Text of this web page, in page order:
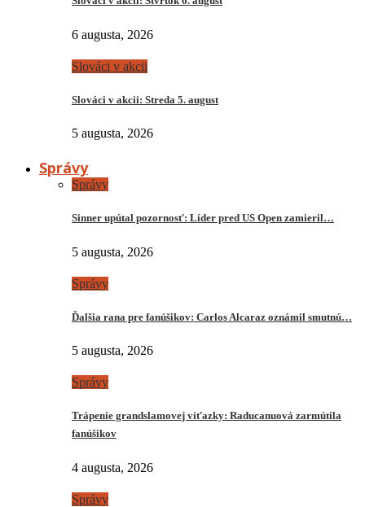
6 augusta, 2026
Slováci v akcii
Slováci v akcii: Streda 5. august
5 augusta, 2026
Správy
Správy
Sinner upútal pozornosť: Líder pred US Open zamieril…
5 augusta, 2026
Správy
Ďalšia rana pre fanúšikov: Carlos Alcaraz oznámil smutnú…
5 augusta, 2026
Správy
Trápenie grandslamovej víťazky: Raducanuová zarmútila
fanúšikov
4 augusta, 2026
Správy